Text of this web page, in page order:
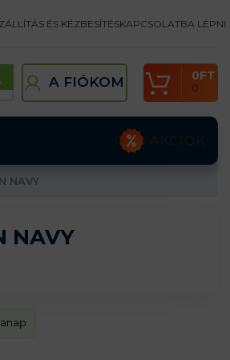
ÉS KÉZBESÍTÉSKAPCSOLATBA LÉPNI
A FIÓKOM 0
0FT
NAVY
NAVY